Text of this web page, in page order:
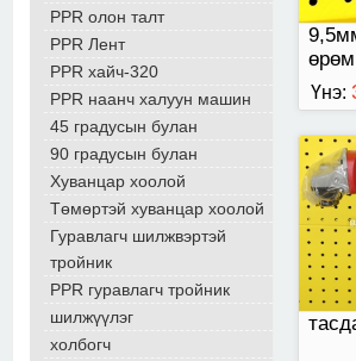
PPR олон талт
PPR Лент
PPR хайч-320
PPR наанч халуун машин
45 градусын булан
90 градусын булан
Хуванцар хоолой
Төмөртэй хуванцар хоолой
Гуравлагч шилжвэртэй
тройник
PPR гуравлагч тройник
шилжүүлэг
холбогч
өрөм
Үнэ: